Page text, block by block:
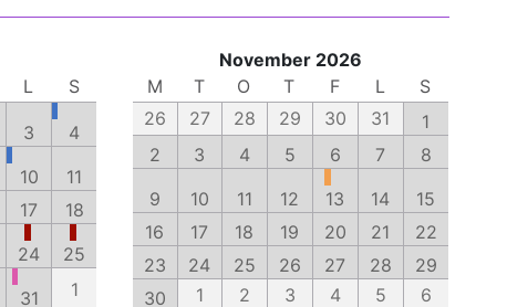
L
S
3
4
10
11
17
18
24
25
31 1
November 2026
M
T O T F L
S
26
27 28 29 30 31
1
2
3 4 5 6 7
8
9
10 11 12 13 14
15
16
17 18 19 20 21
22
23
24 25 26 27 28
29
30
1 2 3 4 5 6